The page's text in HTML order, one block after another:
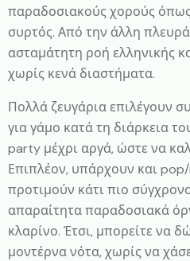
παραδοσιακούς χορούς
συρτός. Από την άλλη
ασταμάτητη ροή ελληνικής
χωρίς κενά διαστήματα.
Πολλά ζευγάρια επιλέγουν
για γάμο κατά τη διάρκεια
party μέχρι αργά, ώστε να
Επιπλέον, υπάρχουν και
προτιμούν κάτι πιο
απαραίτητα παραδοσιακά
κλαρίνο. Έτσι, μπορείτε να
μοντέρνα νότα, χωρίς να